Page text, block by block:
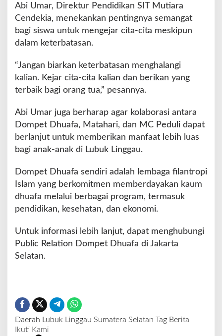
Abi Umar, Direktur Pendidikan SIT Mutiara
Cendekia, menekankan pentingnya semangat
bagi siswa untuk mengejar cita-cita meskipun
dalam keterbatasan.
“Jangan biarkan keterbatasan menghalangi
kalian. Kejar cita-cita kalian dan berikan yang
terbaik bagi orang tua,” pesannya.
Abi Umar juga berharap agar kolaborasi antara
Dompet Dhuafa, Matahari, dan MC Peduli dapat
berlanjut untuk memberikan manfaat lebih luas
bagi anak-anak di Lubuk Linggau.
Dompet Dhuafa sendiri adalah lembaga filantropi
Islam yang berkomitmen memberdayakan kaum
dhuafa melalui berbagai program, termasuk
pendidikan, kesehatan, dan ekonomi.
Untuk informasi lebih lanjut, dapat menghubungi
Public Relation Dompet Dhuafa di Jakarta
Selatan.
Daerah Lubuk Linggau Sumatera Selatan Tag Berita
Ikuti Kami